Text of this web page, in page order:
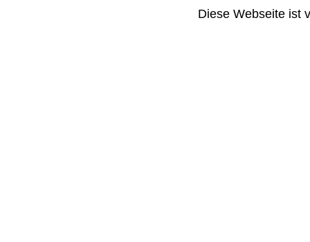
Diese Webseite ist